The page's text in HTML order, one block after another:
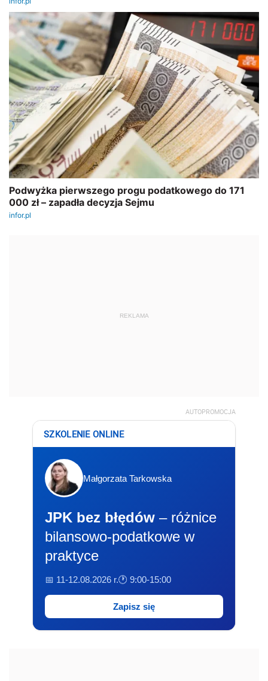
REKLAMA
AUTOPROMOCJA
SZKOLENIE ONLINE
Małgorzata Tarkowska
JPK bez błędów – różnice
bilansowo-podatkowe w
praktyce
📅 11-12.08.2026 r.🕐 9:00-15:00
Zapisz się